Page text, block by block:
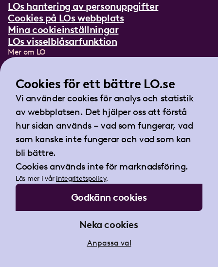
LOs hantering av personuppgifter
Cookies på LOs webbplats
Mina cookieinställningar
LOs visselblåsarfunktion
Mer om LO
Lättläst om LO
Teckenspråksfilm
Tidningen Arbetet
Landsorganisationen i Sverige
Barnhusgatan 18
105 53 Stockholm
Tel:08-796 25 00
Fax:08-796 25 17
E-post:info@lo.se
Org.nr 802001-9769
Cookies för ett bättre LO.se
Vi använder cookies för analys och statistik
av webbplatsen. Det hjälper oss att förstå
hur sidan används – vad som fungerar, vad
som kanske inte fungerar och vad som kan
bli bättre.
Cookies används inte för marknadsföring.
Läs mer i vår integritetspolicy.
Godkänn cookies
Neka cookies
Anpassa val